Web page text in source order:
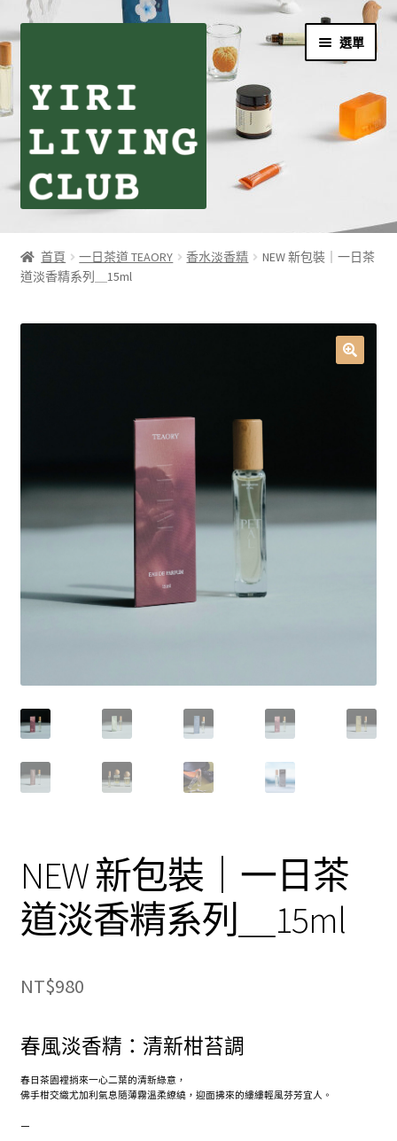
跳
覽
跳
要
容
選單
伊日生活夥伴訂閱
個人資料利用曁隱私權聲明
首頁 一日茶道 TEAORY 香水淡香精
NEW 新包裝｜一日茶
道淡香精系列＿15ml
NEW 新包裝｜一日茶
道淡香精系列＿15ml
NT$980
春風淡香精：清新柑苔調
春日茶園裡捎來一心二葉的清新綠意，
佛手柑交織尤加利氣息隨薄霧溫柔繚繞，迎面拂來的縷縷輕風芬芳宜人。
–